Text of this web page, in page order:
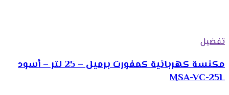
تفضيل
مكنسة كهربائية كمفورت برميل – 25 لتر – أسود
MSA-VC-25L